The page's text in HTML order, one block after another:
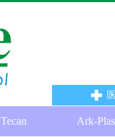
Tecan Ark-Plas